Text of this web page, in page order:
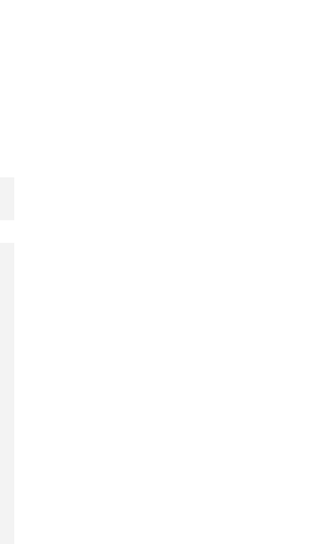
és a mérőberendezés,
távoli együttműködést és a
Betz
megfelelő hitelesített proofok
szerződéses bizonylatok
vonatkozó tanúsítvánnyal
proof-formátumok rugalmas
"ISOCoatedV2" szabványtól a
a CMYK és a többszínű
Fogra "Spot Cert" tanúsítvánnyal
a FOGRA51, FOGRA52,
Contract Proof tanúsítással